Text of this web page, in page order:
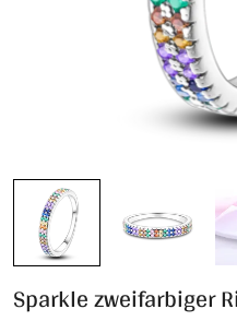
Sparkle zweifarbiger